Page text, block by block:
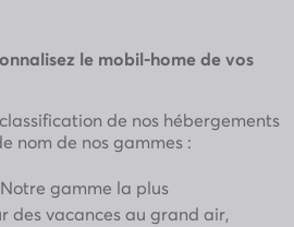
le mobil-home de vos
de nos hébergements
nom de nos gammes :
Notre gamme la plus
des vacances au grand air,